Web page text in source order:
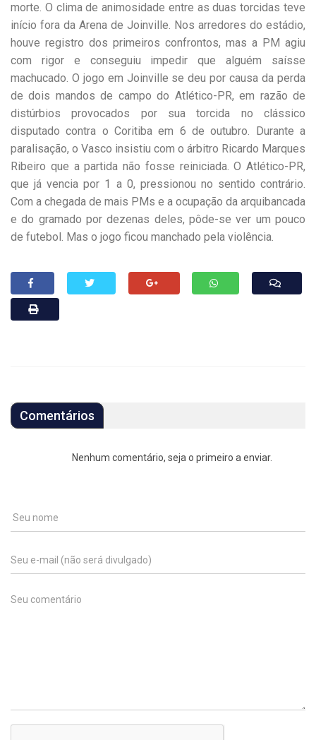
morte. O clima de animosidade entre as duas torcidas teve
início fora da Arena de Joinville. Nos arredores do estádio,
houve registro dos primeiros confrontos, mas a PM agiu
com rigor e conseguiu impedir que alguém saísse
machucado. O jogo em Joinville se deu por causa da perda
de dois mandos de campo do Atlético-PR, em razão de
distúrbios provocados por sua torcida no clássico
disputado contra o Coritiba em 6 de outubro. Durante a
paralisação, o Vasco insistiu com o árbitro Ricardo Marques
Ribeiro que a partida não fosse reiniciada. O Atlético-PR,
que já vencia por 1 a 0, pressionou no sentido contrário.
Com a chegada de mais PMs e a ocupação da arquibancada
e do gramado por dezenas deles, pôde-se ver um pouco
de futebol. Mas o jogo ficou manchado pela violência.
Comentários
Nenhum comentário, seja o primeiro a enviar.